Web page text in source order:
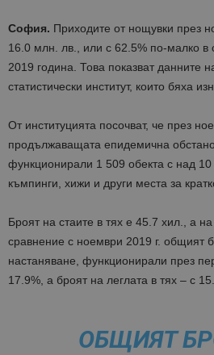
София. Приходите от нощувки през
16.0 млн. лв., или с 62.5% по-малко в
2019 година. Това показват данните
статистически институт, които бяха
От институцията посочват, че през
продължаващата епидемична
функционирали 1 509 обекта с над
къмпинги, хижи и други места за
Броят на стаите в тях е 45.7 хил., а
сравнение с ноември 2019 г. общият
настаняване, функционирали през
17.9%, а броят на леглата в тях – с
ОБЩИЯТ